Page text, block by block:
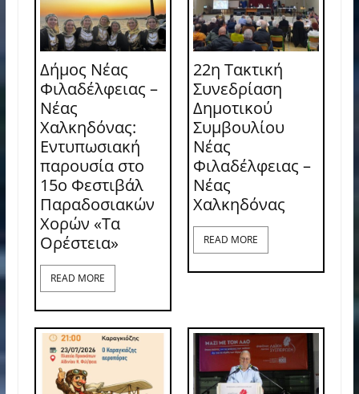
Δήμος Νέας
Φιλαδέλφειας –
Νέας
Χαλκηδόνας:
Εντυπωσιακή
παρουσία στο
15ο Φεστιβάλ
Παραδοσιακών
Χορών «Τα
Ορέστεια»
READ MORE
22η Τακτική
Συνεδρίαση
Δημοτικού
Συμβουλίου
Νέας
Φιλαδέλφειας –
Νέας
Χαλκηδόνας
READ MORE